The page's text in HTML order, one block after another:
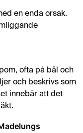
en enda orsak.
ofta på bål och
och beskrivs som
innebär att det